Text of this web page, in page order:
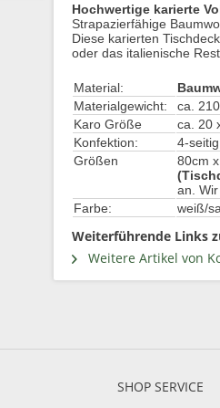
Hochwertige karierte
Strapazierfähige
Diese karierten
oder das italienische
Material:
Materialgewicht:
ca.
Karo Größe
ca. 20
Konfektion:
4-
Größen
80cm
an.
Farbe:
weiß/
Weiterführende Links
Weitere Artikel von
SHOP SERVICE